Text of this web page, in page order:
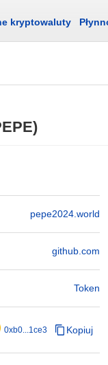
kryptowaluty
pepe2024.world
github.com
Token
0xb0...1ce3 Kopiuj